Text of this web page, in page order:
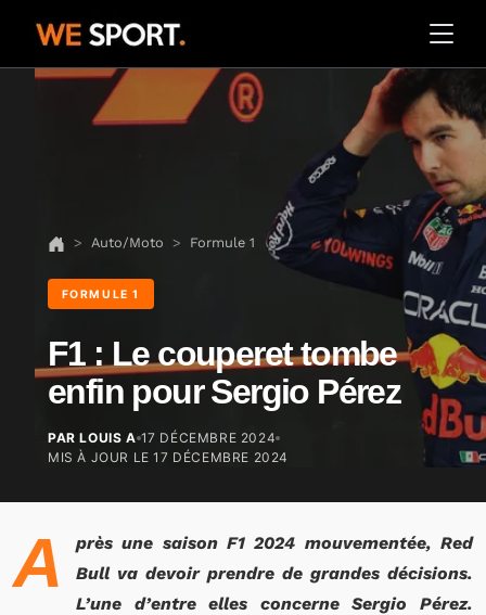
Auto/Moto Formule 1
FORMULE 1
F1 : Le couperet tombe
enfin pour Sergio Pérez
PAR LOUIS A 17 DÉCEMBRE 2024
MIS À JOUR LE17 DÉCEMBRE 2024
A
près une saison F1 2024 mouvementée, Red
Bull va devoir prendre de grandes décisions.
L’une d’entre elles concerne Sergio Pérez.